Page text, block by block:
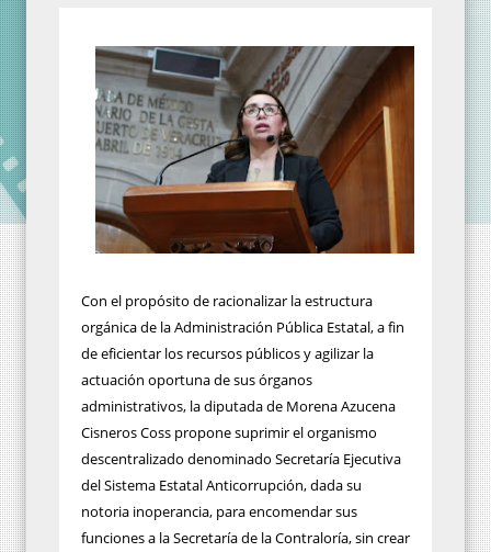
Con el propósito de racionalizar la estructura
orgánica de la Administración Pública Estatal, a fin
de eficientar los recursos públicos y agilizar la
actuación oportuna de sus órganos
administrativos, la diputada de Morena Azucena
Cisneros Coss propone suprimir el organismo
descentralizado denominado Secretaría Ejecutiva
del Sistema Estatal Anticorrupción, dada su
notoria inoperancia, para encomendar sus
funciones a la Secretaría de la Contraloría, sin crear